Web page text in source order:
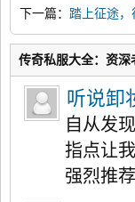
下一篇： 踏上征途
攻略
传奇私服大全：资
听说卸
自从发
指点让
强烈推